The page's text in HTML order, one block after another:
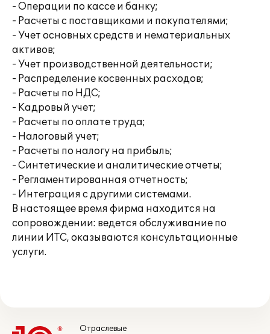
- Операции по кассе и банку;
- Расчеты с поставщиками и покупателями;
- Учет основных средств и нематериальных
активов;
- Учет производственной деятельности;
- Распределение косвенных расходов;
- Расчеты по НДС;
- Кадровый учет;
- Расчеты по оплате труда;
- Налоговый учет;
- Расчеты по налогу на прибыль;
- Синтетические и аналитические отчеты;
- Регламентированная отчетность;
- Интеграция с другими системами.
В настоящее время фирма находится на
сопровождении: ведется обслуживание по
линии ИТС, оказываются консультационные
услуги.
Отраслевые